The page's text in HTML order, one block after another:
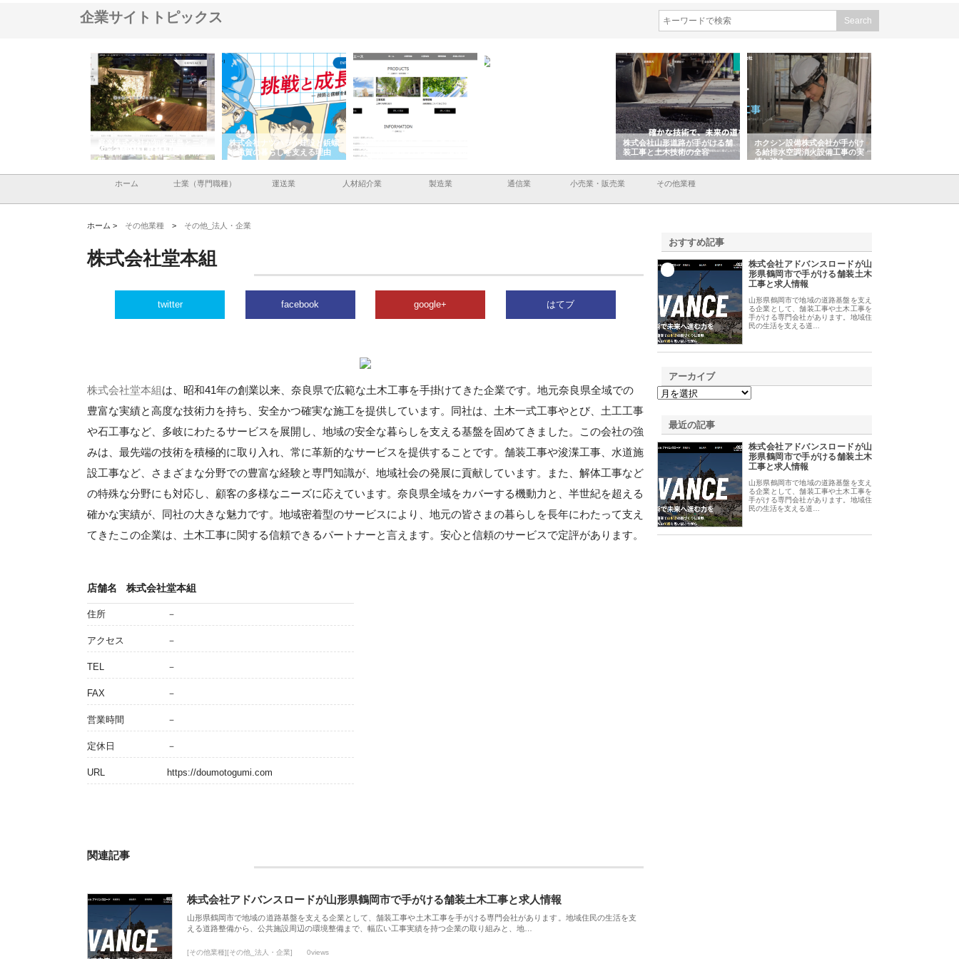
企業サイトトピックス
で滋賀の暮らしを支える理由
株式会社メタルエースの企業サ
イトが提供する充実した情報内
容とは
ホクシン設備株式会社が手がけ
る給排水空調消火設備工事の実
績と強み
株式会社東京シー・エム・シー
のGISインフラ管理システム導
入メリット
ホーム 士業（専門職種） 運送業 人材紹介業 製造業 通信業 小売業・販売業 その他業種
ホーム > その他業種 > その他_法人・企業
株式会社堂本組
twitter facebook google+ はてブ
株式会社堂本組は、昭和41年の創業以来、奈良県で広範な土木工事を手掛けてきた企業です。地元奈良県全域での
豊富な実績と高度な技術力を持ち、安全かつ確実な施工を提供しています。同社は、土木一式工事やとび、土工工事
や石工事など、多岐にわたるサービスを展開し、地域の安全な暮らしを支える基盤を固めてきました。この会社の強
みは、最先端の技術を積極的に取り入れ、常に革新的なサービスを提供することです。舗装工事や浚渫工事、水道施
設工事など、さまざまな分野での豊富な経験と専門知識が、地域社会の発展に貢献しています。また、解体工事など
の特殊な分野にも対応し、顧客の多様なニーズに応えています。奈良県全域をカバーする機動力と、半世紀を超える
確かな実績が、同社の大きな魅力です。地域密着型のサービスにより、地元の皆さまの暮らしを長年にわたって支え
てきたこの企業は、土木工事に関する信頼できるパートナーと言えます。安心と信頼のサービスで定評があります。
店舗名 株式会社堂本組
住所 －
アクセス －
TEL －
FAX －
営業時間 －
定休日 －
URL https://doumotogumi.com
関連記事
株式会社アドバンスロードが山形県鶴岡市で手がける舗装土木工事と求人情報
山形県鶴岡市で地域の道路基盤を支える企業として、舗装工事や土木工事を手がける専門会社があります。地域住民の生活を支
える道路整備から、公共施設周辺の環境整備まで、幅広い工事実績を持つ企業の取り組みと、地…
[その他業種][その他_法人・企業] 0views
おすすめ記事
株式会社アドバンスロードが山
形県鶴岡市で手がける舗装土木
工事と求人情報
山形県鶴岡市で地域の道路基盤を支え
る企業として、舗装工事や土木工事を
手がける専門会社があります。地域住
民の生活を支える道…
アーカイブ
最近の記事
株式会社アドバンスロードが山
形県鶴岡市で手がける舗装土木
工事と求人情報
山形県鶴岡市で地域の道路基盤を支え
る企業として、舗装工事や土木工事を
手がける専門会社があります。地域住
民の生活を支える道…